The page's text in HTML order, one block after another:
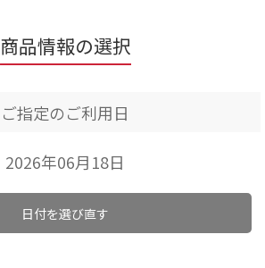
商品情報の選択
ご指定のご利用日
2026年06月18日
日付を選び直す